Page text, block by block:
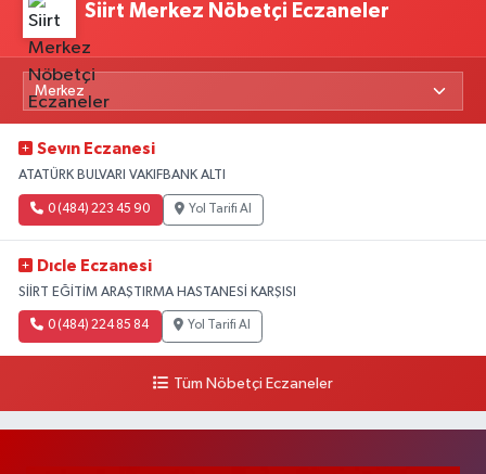
Siirt Merkez Nöbetçi Eczaneler
Sevın Eczanesi
ATATÜRK BULVARI VAKIFBANK ALTI
0 (484) 223 45 90 Yol Tarifi Al
Dıcle Eczanesi
SİİRT EĞİTİM ARAŞTIRMA HASTANESİ KARŞISI
0 (484) 224 85 84 Yol Tarifi Al
Tüm Nöbetçi Eczaneler